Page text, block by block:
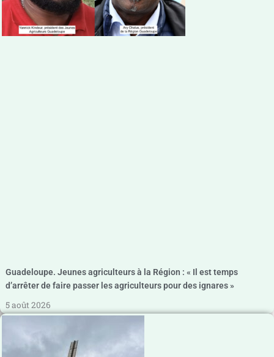
Guadeloupe. Jeunes agriculteurs à la Région : « Il est temps
d’arrêter de faire passer les agriculteurs pour des ignares »
5 août 2026